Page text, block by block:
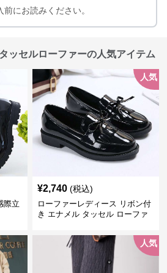
前にお読みください。
ッセルローファーの人気アイテム
際立
人気
¥2,740 (税込)
ローファーレディース リボン付
き エナメル タッセル ローファ
人気